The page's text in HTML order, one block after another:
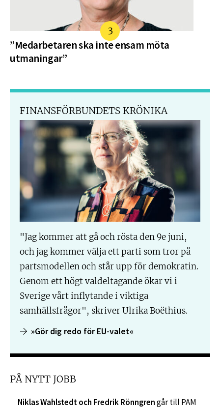
”Medarbetaren ska inte ensam möta
utmaningar”
FINANSFÖRBUNDETS KRÖNIKA
"Jag kommer att gå och rösta den 9e juni,
och jag kommer välja ett parti som tror på
partsmodellen och står upp för demokratin.
Genom ett högt valdeltagande ökar vi i
Sverige vårt inflytande i viktiga
samhällsfrågor", skriver Ulrika Boëthius.
»Gör dig redo för EU-valet«
PÅ NYTT JOBB
Niklas Wahlstedt och Fredrik Rönngrengår till PAM